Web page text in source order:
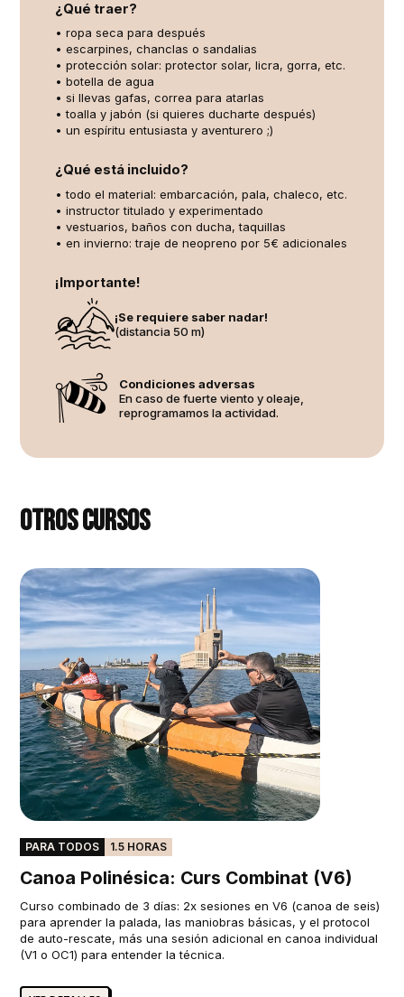
¿Qué traer?
• ropa seca para después
• escarpines, chanclas o sandalias
• protección solar: protector solar, licra, gorra, etc.
• botella de agua
• si llevas gafas, correa para atarlas
• toalla y jabón (si quieres ducharte después)
• un espíritu entusiasta y aventurero ;)
¿Qué está incluido?
• todo el material: embarcación, pala, chaleco, etc.
• instructor titulado y experimentado
• vestuarios, baños con ducha, taquillas
• en invierno: traje de neopreno por 5€ adicionales
¡Importante!
¡Se requiere saber nadar!
(distancia 50 m)
Condiciones adversas
En caso de fuerte viento y oleaje,
reprogramamos la actividad.
Otros cursos
PARA TODOS 1.5 HORAS
Canoa Polinésica: Curs Combinat (V6)
Curso combinado de 3 días: 2x sesiones en V6 (canoa de seis)
para aprender la palada, las maniobras básicas, y el protocol
de auto-rescate, más una sesión adicional en canoa individual
(V1 o OC1) para entender la técnica.